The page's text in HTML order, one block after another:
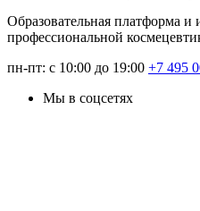
Образовательная платформа и
профессиональной
пн-пт: с 10:00 до 19:00 +7 495
Мы в соцсетях